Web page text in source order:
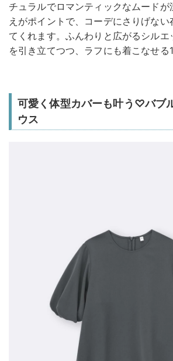
チュラルでロマンティックなムードが
えがポイントで、コーデにさりげない
てくれます。ふんわりと広がるシルエ
を引き立てつつ、ラフにも着こなせる1
可愛く体型カバーも叶う♡バブ
ウス